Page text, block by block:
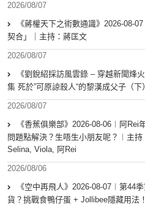
2026/08/07
《蔣權天下之術數通識》2026-08-
契合」｜主持：蔣匡文
2026/08/07
《劉銳紹採訪風雲錄 – 穿越新聞烽
集 死於”可原諒殺人“的黎漢成父子（下
2026/08/07
《香蕉俱樂部》2026-08-06︱阿
問題點解決？生唔生小朋友呢？︱主
Selina, Viola, 阿Rei
2026/08/06
《空中再飛人》2026-08-07︱第44
貨？挑戰食鴨仔蛋 + Jollibee隱藏用法